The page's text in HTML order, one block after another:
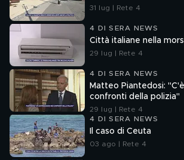
31 lug | Rete 4
4 DI SERA NEWS
Città italiane nella
29 lug | Rete 4
4 DI SERA NEWS
Matteo Piantedosi:
confronti della polizia"
29 lug | Rete 4
4 DI SERA NEWS
Il caso di Ceuta
03 ago | Rete 4